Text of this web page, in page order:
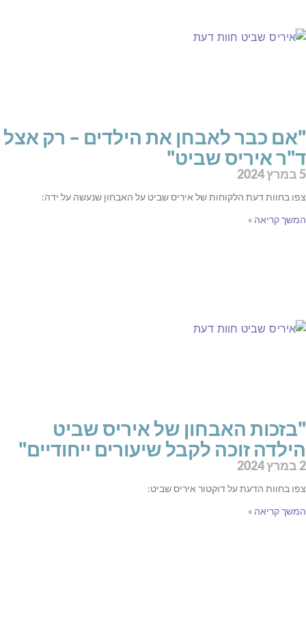
"אם כבר לאבחן את הילדים – רק אצל
ד"ר איריס שביט"
5 במרץ 2024
צפו בחוות דעת הלקוחות של איריס שביט על האבחון שנעשה על ידה:
המשך קריאה »
"בזכות האבחון של איריס שביט
הילדה זוכה לקבל שיעורים ייחודיים"
2 במרץ 2024
צפו בחוות הדעת על דוקטור איריס שביט:
המשך קריאה »